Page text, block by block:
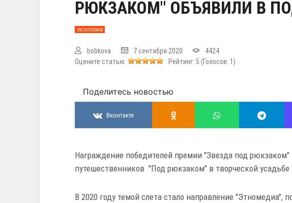
РЮКЗАКОМ" ОБЪЯВИЛИ В
ЭКСКЛЮЗИВ
bobkova 7 сентября 2020
4424
Оцените статью
Рейтинг: 5 (Голосов: 1 )
Поделитесь новостью
Вконтакте
Награждение победителей премии "Звезда под рюкзаком"
путешественников "Под рюкзаком" в творческой усадьбе
В 2020 году темой слета стало направление "Этномедиа",